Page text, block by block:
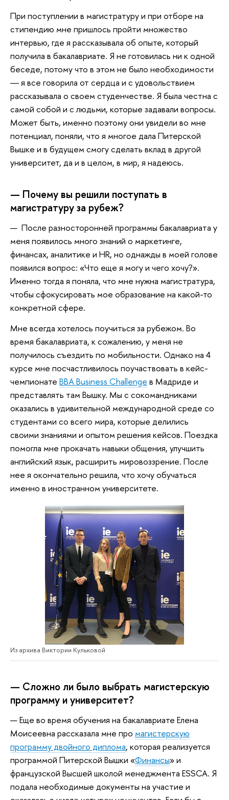
При поступлении в магистратуру и при отборе на
стипендию мне пришлось пройти множество
интервью, где я рассказывала об опыте, который
получила в бакалавриате. Я не готовилась ни к одной
беседе, потому что в этом не было необходимости
― я все говорила от сердца и с удовольствием
рассказывала о своем студенчестве. Я была честна с
самой собой и с людьми, которые задавали вопросы.
Может быть, именно поэтому они увидели во мне
потенциал, поняли, что я многое дала Питерской
Вышке и в будущем смогу сделать вклад в другой
университет, да и в целом, в мир, я надеюсь.
— Почему вы решили поступать в
магистратуру за рубеж?
— После разносторонней программы бакалавриата у
меня появилось много знаний о маркетинге,
финансах, аналитике и HR, но однажды в моей голове
появился вопрос: «Что еще я могу и чего хочу?».
Именно тогда я поняла, что мне нужна магистратура,
чтобы сфокусировать мое образование на какой-то
конкретной сфере.
Мне всегда хотелось поучиться за рубежом. Во
время бакалавриата, к сожалению, у меня не
получилось съездить по мобильности. Однако на 4
курсе мне посчастливилось поучаствовать в кейс-
чемпионате BBA Business Challenge в Мадриде и
представлять там Вышку. Мы с сокомандниками
оказались в удивительной международной среде со
студентами со всего мира, которые делились
своими знаниями и опытом решения кейсов. Поездка
помогла мне прокачать навыки общения, улучшить
английский язык, расширить мировоззрение. После
нее я окончательно решила, что хочу обучаться
именно в иностранном университете.
Из архива Виктории Кульковой
— Сложно ли было выбрать магистерскую
программу и университет?
— Еще во время обучения на бакалавриате Елена
Моисеевна рассказала мне про магистерскую
программу двойного диплома, которая реализуется
программой Питерской Вышки «Финансы» и
французской Высшей школой менеджмента ESSCA. Я
подала необходимые документы на участие и